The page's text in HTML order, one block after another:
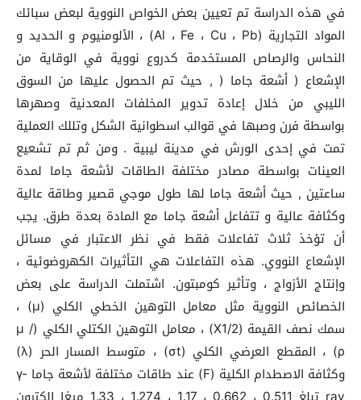
في هذه الدراسة تم تعيين بعض الخواص النووية لبعض سبائك
المواد التجارية (Al ، Fe ، Cu ، Pb) ، الألومنيوم و الحديد و
النحاس والرصاص المستخدمة كدروع نووية في الوقاية من
الإشعاع ( أشعة جاما ( , حيث تم الحصول عليها من السوق
الليبي من خلال إعادة تدوير المخلفات المعدنية وصهرها
بواسطة فرن وصبها في قوالب اسطوانية الشكل وتللك العملية
تمت في إحدى الورش في مدينة ليبية . ومن ثم تم تشعيع
العينات بواسطة مصادر مختلفة الطاقات لأشعة جاما لمدة
ساعتين , حيث أشعة جاما لها طول موجي قصير وطاقة عالية
وكثافة عالية و تتفاعل أشعة جاما مع المادة بعدة طرق. يجب
أن تؤخذ ثلاث تفاعلات فقط في نظر الاعتبار في مسائل
الإشعاع النووي. هذه التفاعلات هي التأثيرات الكهروضوئية ،
وإنتاج الأزواج ، وتأثير كومبتون. اشتملت الدراسة على بعض
الخصائص النووية مثل معامل التوهين الخطي الكلي (µ) ،
سمك نصف القيمة (X1/2) ، معامل التوهين الكتلي الكلي (µ /
ρ) ، المقطع العرضي الكلي (σt) ، متوسط المسار الحر (λ)
وكثافة الاصطدام الكلية (F) عند طاقات مختلفة لأشعة جاما γ-